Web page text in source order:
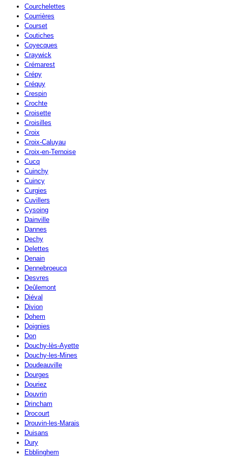
Courchelettes
Courrières
Courset
Coutiches
Coyecques
Craywick
Crémarest
Crépy
Créquy
Crespin
Crochte
Croisette
Croisilles
Croix
Croix-Caluyau
Croix-en-Ternoise
Cucq
Cuinchy
Cuincy
Curgies
Cuvillers
Cysoing
Dainville
Dannes
Dechy
Delettes
Denain
Dennebroeucq
Desvres
Deûlemont
Diéval
Divion
Dohem
Doignies
Don
Douchy-lès-Ayette
Douchy-les-Mines
Doudeauville
Dourges
Douriez
Douvrin
Drincham
Drocourt
Drouvin-les-Marais
Duisans
Dury
Ebblinghem